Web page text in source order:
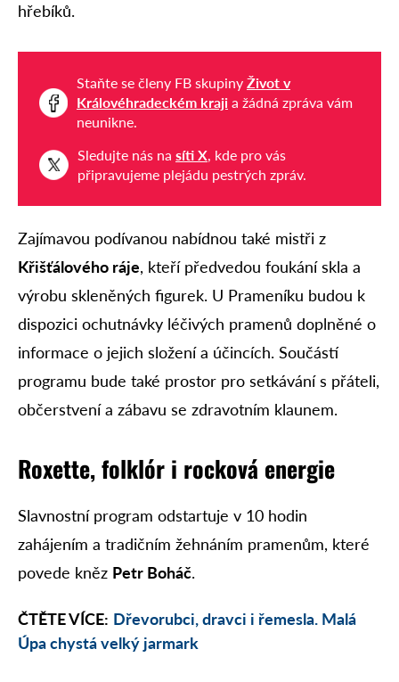
hřebíků.
Staňte se členy FB skupiny Život v
Královéhradeckém kraji a žádná zpráva vám
neunikne.
Sledujte nás na síti X, kde pro vás
připravujeme plejádu pestrých zpráv.
Zajímavou podívanou nabídnou také mistři z
Křišťálového ráje, kteří předvedou foukání skla a
výrobu skleněných figurek. U Prameníku budou k
dispozici ochutnávky léčivých pramenů doplněné o
informace o jejich složení a účincích. Součástí
programu bude také prostor pro setkávání s přáteli,
občerstvení a zábavu se zdravotním klaunem.
Roxette, folklór i rocková energie
Slavnostní program odstartuje v 10 hodin
zahájením a tradičním žehnáním pramenům, které
povede kněz Petr Boháč.
ČTĚTE VÍCE: Dřevorubci, dravci i řemesla. Malá
Úpa chystá velký jarmark